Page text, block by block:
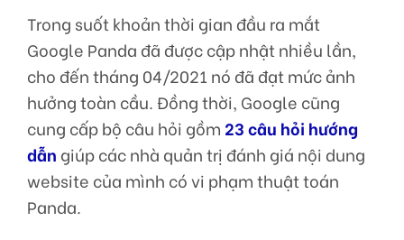
Trong suốt khoản thời gian đầu ra mắt
Google Panda đã được cập nhật nhiều lần,
cho đến tháng 04/2021 nó đã đạt mức ảnh
hưởng toàn cầu. Đồng thời, Google cũng
cung cấp bộ câu hỏi gồm 23 câu hỏi hướng
dẫn giúp các nhà quản trị đánh giá nội dung
website của mình có vi phạm thuật toán
Panda.